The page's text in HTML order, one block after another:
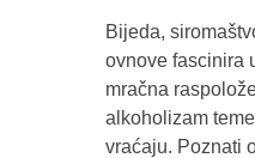
Bijeda,
ovnove fascinira
mračna
alkoholizam
vraćaju. Poznati